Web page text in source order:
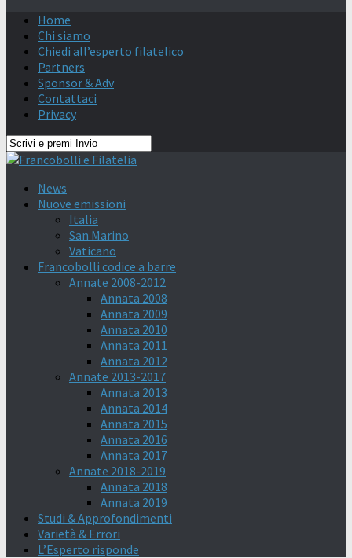
Home
Chi siamo
Chiedi all’esperto filatelico
Partners
Sponsor & Adv
Contattaci
Privacy
News
Nuove emissioni
Italia
San Marino
Vaticano
Francobolli codice a barre
Annate 2008-2012
Annata 2008
Annata 2009
Annata 2010
Annata 2011
Annata 2012
Annate 2013-2017
Annata 2013
Annata 2014
Annata 2015
Annata 2016
Annata 2017
Annate 2018-2019
Annata 2018
Annata 2019
Studi & Approfondimenti
Varietà & Errori
L’Esperto risponde